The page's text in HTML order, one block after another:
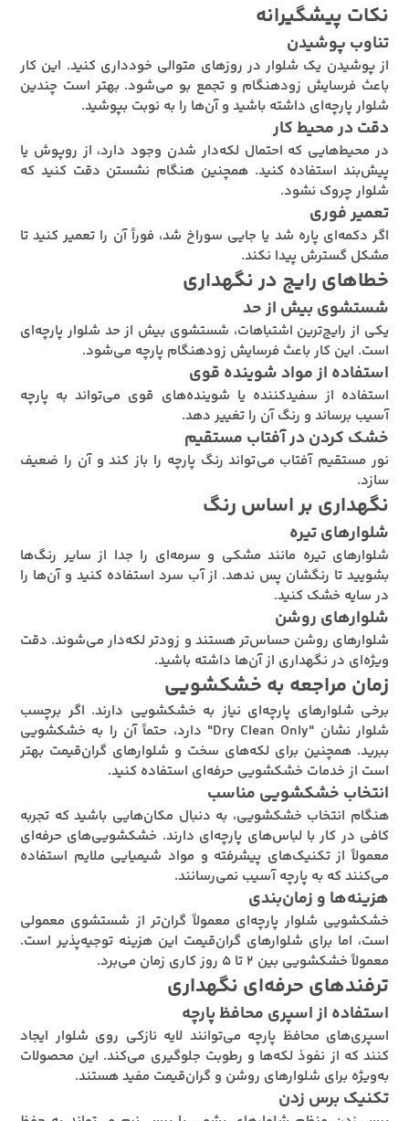
نکات پیشگیرانه
تناوب پوشیدن
از پوشیدن یک شلوار در روزهای متوالی خودداری کنید. این کار
باعث فرسایش زودهنگام و تجمع بو می‌شود. بهتر است چندین
شلوار پارچه‌ای داشته باشید و آن‌ها را به نوبت بپوشید.
دقت در محیط کار
در محیط‌هایی که احتمال لکه‌دار شدن وجود دارد، از روپوش یا
پیش‌بند استفاده کنید. همچنین هنگام نشستن دقت کنید که
شلوار چروک نشود.
تعمیر فوری
اگر دکمه‌ای پاره شد یا جایی سوراخ شد، فوراً آن را تعمیر کنید تا
مشکل گسترش پیدا نکند.
خطاهای رایج در نگهداری
شستشوی بیش از حد
یکی از رایج‌ترین اشتباهات، شستشوی بیش از حد شلوار پارچه‌ای
است. این کار باعث فرسایش زودهنگام پارچه می‌شود.
استفاده از مواد شوینده قوی
استفاده از سفیدکننده یا شوینده‌های قوی می‌تواند به پارچه
آسیب برساند و رنگ آن را تغییر دهد.
خشک کردن در آفتاب مستقیم
نور مستقیم آفتاب می‌تواند رنگ پارچه را باز کند و آن را ضعیف
سازد.
نگهداری بر اساس رنگ
شلوارهای تیره
شلوارهای تیره مانند مشکی و سرمه‌ای را جدا از سایر رنگ‌ها
بشویید تا رنگشان پس ندهد. از آب سرد استفاده کنید و آن‌ها را
در سایه خشک کنید.
شلوارهای روشن
شلوارهای روشن حساس‌تر هستند و زودتر لکه‌دار می‌شوند. دقت
ویژه‌ای در نگهداری از آن‌ها داشته باشید.
زمان مراجعه به خشکشویی
برخی شلوارهای پارچه‌ای نیاز به خشکشویی دارند. اگر برچسب
شلوار نشان "Dry Clean Only" دارد، حتماً آن را به خشکشویی
ببرید. همچنین برای لکه‌های سخت و شلوارهای گران‌قیمت بهتر
است از خدمات خشکشویی حرفه‌ای استفاده کنید.
انتخاب خشکشویی مناسب
هنگام انتخاب خشکشویی، به دنبال مکان‌هایی باشید که تجربه
کافی در کار با لباس‌های پارچه‌ای دارند. خشکشویی‌های حرفه‌ای
معمولاً از تکنیک‌های پیشرفته و مواد شیمیایی ملایم استفاده
می‌کنند که به پارچه آسیب نمی‌رسانند.
هزینه‌ها و زمان‌بندی
خشکشویی شلوار پارچه‌ای معمولاً گران‌تر از شستشوی معمولی
است، اما برای شلوارهای گران‌قیمت این هزینه توجیه‌پذیر است.
معمولاً خشکشویی بین ۲ تا ۵ روز کاری زمان می‌برد.
ترفندهای حرفه‌ای نگهداری
استفاده از اسپری محافظ پارچه
اسپری‌های محافظ پارچه می‌توانند لایه نازکی روی شلوار ایجاد
کنند که از نفوذ لکه‌ها و رطوبت جلوگیری می‌کند. این محصولات
به‌ویژه برای شلوارهای روشن و گران‌قیمت مفید هستند.
تکنیک برس زدن